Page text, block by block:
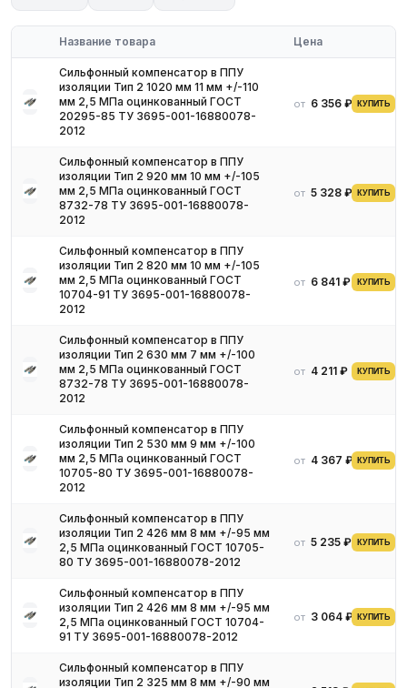
Название товара Цена
Сильфонный компенсатор в ППУ
изоляции Тип 2 1020 мм 11 мм +/-110
мм 2,5 МПа оцинкованный ГОСТ
20295-85 ТУ 3695-001-16880078-
2012
от 6 356 ₽ КУПИТЬ
Сильфонный компенсатор в ППУ
изоляции Тип 2 920 мм 10 мм +/-105
мм 2,5 МПа оцинкованный ГОСТ
8732-78 ТУ 3695-001-16880078-
2012
от 5 328 ₽ КУПИТЬ
Сильфонный компенсатор в ППУ
изоляции Тип 2 820 мм 10 мм +/-105
мм 2,5 МПа оцинкованный ГОСТ
10704-91 ТУ 3695-001-16880078-
2012
от 6 841 ₽ КУПИТЬ
Сильфонный компенсатор в ППУ
изоляции Тип 2 630 мм 7 мм +/-100
мм 2,5 МПа оцинкованный ГОСТ
8732-78 ТУ 3695-001-16880078-
2012
от 4 211 ₽ КУПИТЬ
Сильфонный компенсатор в ППУ
изоляции Тип 2 530 мм 9 мм +/-100
мм 2,5 МПа оцинкованный ГОСТ
10705-80 ТУ 3695-001-16880078-
2012
от 4 367 ₽ КУПИТЬ
Сильфонный компенсатор в ППУ
изоляции Тип 2 426 мм 8 мм +/-95 мм
2,5 МПа оцинкованный ГОСТ 10705-
80 ТУ 3695-001-16880078-2012
от 5 235 ₽ КУПИТЬ
Сильфонный компенсатор в ППУ
изоляции Тип 2 426 мм 8 мм +/-95 мм
2,5 МПа оцинкованный ГОСТ 10704-
91 ТУ 3695-001-16880078-2012
от 3 064 ₽ КУПИТЬ
Сильфонный компенсатор в ППУ
изоляции Тип 2 325 мм 8 мм +/-90 мм